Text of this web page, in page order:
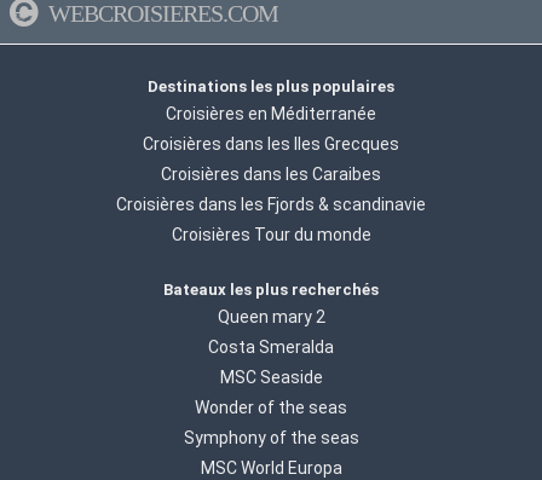
WEBCROISIERES.COM
Destinations les plus populaires
Croisières en Méditerranée
Croisières dans les Iles Grecques
Croisières dans les Caraibes
Croisières dans les Fjords & scandinavie
Croisières Tour du monde
Bateaux les plus recherchés
Queen mary 2
Costa Smeralda
MSC Seaside
Wonder of the seas
Symphony of the seas
MSC World Europa